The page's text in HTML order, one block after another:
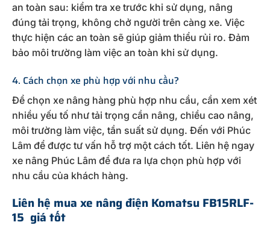
an toàn sau: kiểm tra xe trước khi sử dụng, nâng
đúng tải trọng, không chở người trên càng xe. Việc
thực hiện các an toàn sẽ giúp giảm thiểu rủi ro. Đảm
bảo môi trường làm việc an toàn khi sử dụng.
4. Cách chọn xe phù hợp với nhu cầu?
Để chọn xe nâng hàng phù hợp nhu cầu, cần xem xét
nhiều yếu tố như tải trọng cần nâng, chiều cao nâng,
môi trường làm việc, tần suất sử dụng. Đến với Phúc
Lâm để được tư vấn hỗ trợ một cách tốt. Liên hệ ngay
xe nâng Phúc Lâm để đưa ra lựa chọn phù hợp với
nhu cầu của khách hàng.
Liên hệ mua xe nâng điện Komatsu FB15RLF-
15 giá tốt